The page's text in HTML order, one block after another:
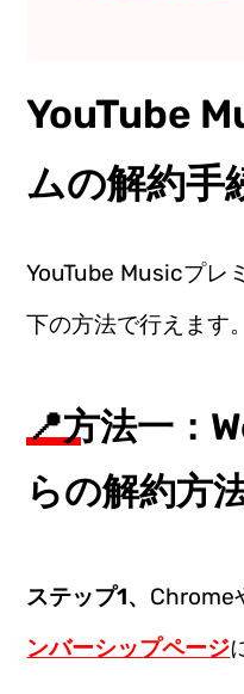
YouTube
ムの解約手
YouTube Musicプレ
下の方法で行えます。
📍方法一：
らの解約方
ステップ1、 Chrome
ンバーシップページ